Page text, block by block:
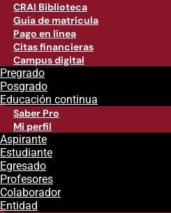
CRAI Biblioteca
Guía de matrícula
Pago en línea
Citas financieras
Campus digital
Pregrado
Posgrado
Educación continua
Saber Pro
Mi perfil
Aspirante
Estudiante
Egresado
Profesores
Colaborador
Entidad